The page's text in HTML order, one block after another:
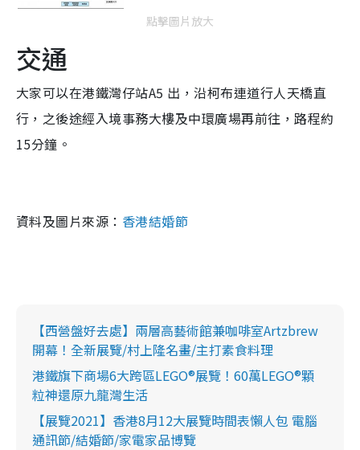
點擊圖片放大
交通
大家可以在港鐵灣仔站A5 出，沿柯布連道行人天橋直
行，之後途經入境事務大樓及中環廣場再前往，路程約
15分鐘。
資料及圖片來源： 香港結婚節
【西營盤好去處】兩層高藝術館兼咖啡室Artzbrew
開幕！全新展覽/村上隆名畫/主打素食料理
港鐵旗下商場6大跨區LEGO®展覽！60萬LEGO®顆
粒神還原九龍灣生活
【展覽2021】香港8月12大展覽時間表懶人包 電腦
通訊節/結婚節/家電家品博覽